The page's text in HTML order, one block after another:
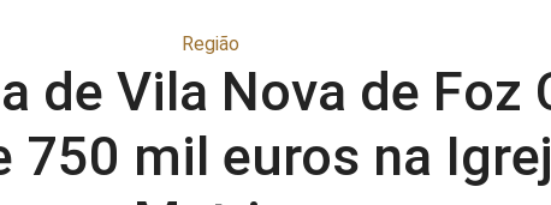
Região
de Vila Nova de Foz
750 mil euros na